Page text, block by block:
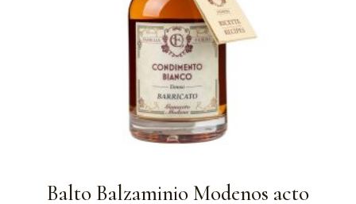
Balto Balzaminio Modenos acto